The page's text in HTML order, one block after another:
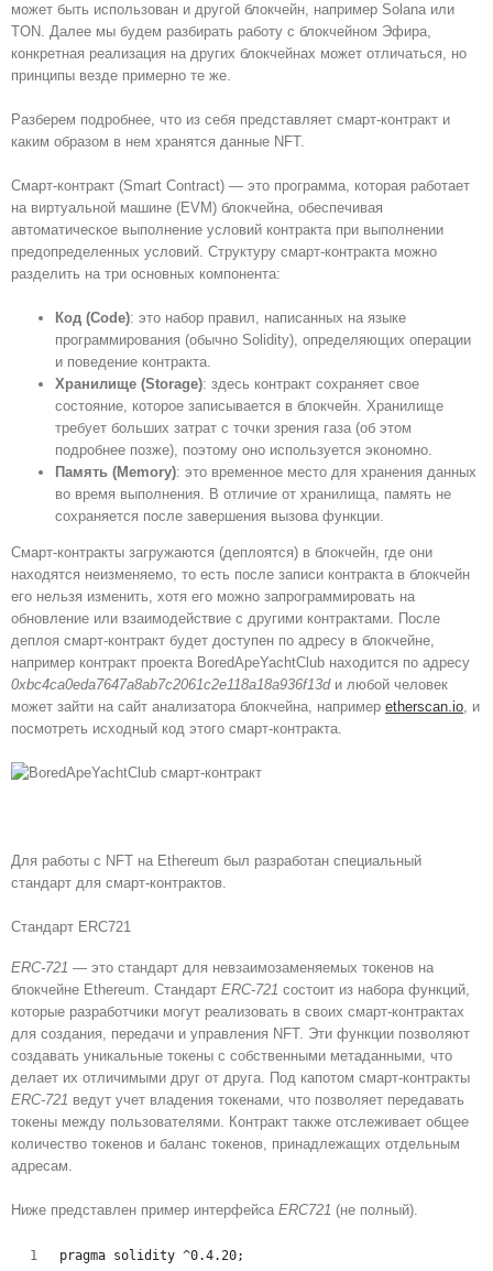
может быть использован и другой блокчейн, например Solana или
TON. Далее мы будем разбирать работу с блокчейном Эфира,
конкретная реализация на других блокчейнах может отличаться, но
принципы везде примерно те же.
Разберем подробнее, что из себя представляет смарт-контракт и
каким образом в нем хранятся данные NFT.
Смарт-контракт (Smart Contract) — это программа, которая работает
на виртуальной машине (EVM) блокчейна, обеспечивая
автоматическое выполнение условий контракта при выполнении
предопределенных условий. Структуру смарт-контракта можно
разделить на три основных компонента:
Код (Code): это набор правил, написанных на языке
программирования (обычно Solidity), определяющих операции
и поведение контракта.
Хранилище (Storage): здесь контракт сохраняет свое
состояние, которое записывается в блокчейн. Хранилище
требует больших затрат с точки зрения газа (об этом
подробнее позже), поэтому оно используется экономно.
Память (Memory): это временное место для хранения данных
во время выполнения. В отличие от хранилища, память не
сохраняется после завершения вызова функции.
Смарт-контракты загружаются (деплоятся) в блокчейн, где они
находятся неизменяемо, то есть после записи контракта в блокчейн
его нельзя изменить, хотя его можно запрограммировать на
обновление или взаимодействие с другими контрактами. После
деплоя смарт-контракт будет доступен по адресу в блокчейне,
например контракт проекта BoredApeYachtClub находится по адресу
0xbc4ca0eda7647a8ab7c2061c2e118a18a936f13d и любой человек
может зайти на сайт анализатора блокчейна, например etherscan.io, и
посмотреть исходный код этого смарт-контракта.
Для работы с NFT на Ethereum был разработан специальный
стандарт для смарт-контрактов.
Стандарт ERC721
ERC-721 — это стандарт для невзаимозаменяемых токенов на
блокчейне Ethereum. Стандарт ERC-721 состоит из набора функций,
которые разработчики могут реализовать в своих смарт-контрактах
для создания, передачи и управления NFT. Эти функции позволяют
создавать уникальные токены с собственными метаданными, что
делает их отличимыми друг от друга. Под капотом смарт-контракты
ERC-721 ведут учет владения токенами, что позволяет передавать
токены между пользователями. Контракт также отслеживает общее
количество токенов и баланс токенов, принадлежащих отдельным
адресам.
Ниже представлен пример интерфейса ERC721 (не полный).
pragma solidity ^0.4.20;